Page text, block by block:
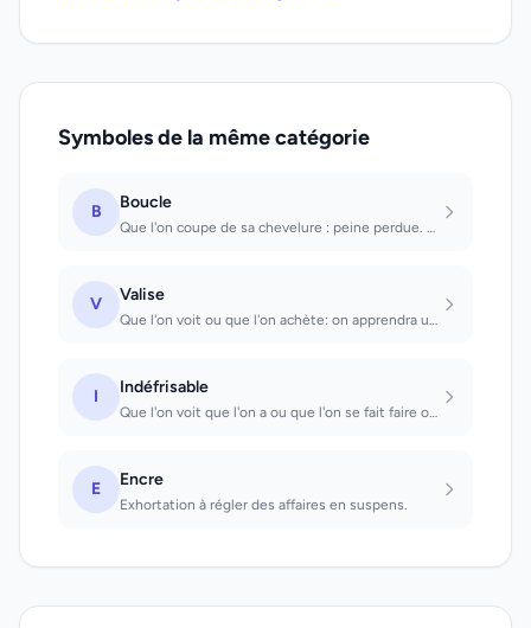
Symboles de la même catégorie
B Boucle
Que l'on coupe de sa chevelure : peine perdue. De la chevelure de quelqu'un : on...
V Valise
Que l'on voit ou que l'on achète: on apprendra un secret. Que l'on voit ouvert:...
I Indéfrisable
Que l'on voit que l'on a ou que l'on se fait faire on trouvera un homme constant...
E Encre
Exhortation à régler des affaires en suspens.